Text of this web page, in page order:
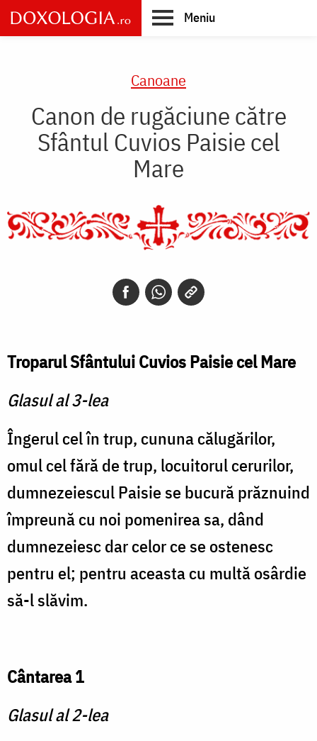
Skip
to
main
Meniu
Canoane
Canon de rugăciune către
Sfântul Cuvios Paisie cel
Mare
Troparul Sfântului Cuvios Paisie cel Mare
Glasul al 3-lea
Îngerul cel în trup, cununa călugărilor,
omul cel fără de trup, locuitorul cerurilor,
dumnezeiescul Paisie se bucură prăznuind
împreună cu noi pomenirea sa, dând
dumnezeiesc dar celor ce se ostenesc
pentru el; pentru aceasta cu multă osârdie
să-l slăvim.
Cântarea 1
Glasul al 2-lea